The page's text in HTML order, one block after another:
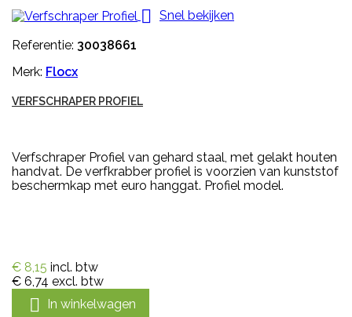
 Snel bekijken
Referentie: 30038661
Merk: Flocx
VERFSCHRAPER PROFIEL
Verfschraper Profiel van gehard staal, met gelakt houten
handvat. De verfkrabber profiel is voorzien van kunststof
beschermkap met euro hanggat. Profiel model.
€ 8,15 incl. btw
€ 6,74 excl. btw
 In winkelwagen